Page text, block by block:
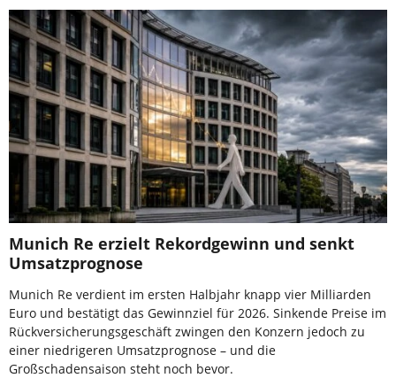
Munich Re erzielt Rekordgewinn und senkt
Umsatzprognose
Munich Re verdient im ersten Halbjahr knapp vier Milliarden
Euro und bestätigt das Gewinnziel für 2026. Sinkende Preise im
Rückversicherungsgeschäft zwingen den Konzern jedoch zu
einer niedrigeren Umsatzprognose – und die
Großschadensaison steht noch bevor.